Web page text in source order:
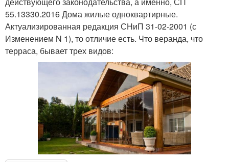
55.13330.2016 Дома жилые одноквартирные.
Актуализированная редакция СНиП 31-02-2001 (с
Изменением N 1), то отличие есть. Что веранда, что
терраса, бывает трех видов: